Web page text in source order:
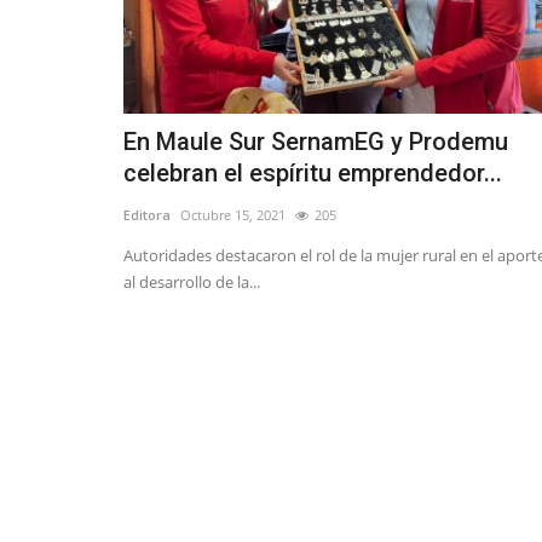
En Maule Sur SernamEG y Prodemu
celebran el espíritu emprendedor...
Editora Octubre 15, 2021 205
Autoridades destacaron el rol de la mujer rural en el
al desarrollo de la...